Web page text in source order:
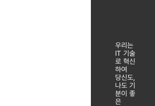
우리는
IT 기술
로 혁신
하여
당신도,
나도 기
분이 좋
은